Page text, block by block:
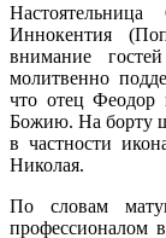
Иннокентия
внимание
молитвенно
что отец Феодор
Божию. На борту
в частности
Николая.
По словам
профессионалом